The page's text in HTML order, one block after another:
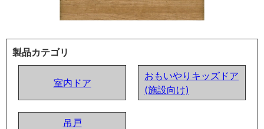
製品カテゴリ
室内ドア
おもいやりキッズドア
(施設向け)
吊戸